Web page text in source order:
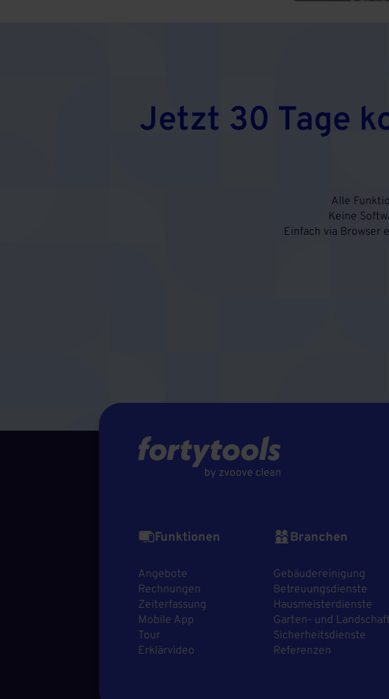
Jetzt 30 Tage
Alle
Keine
Einfach via Browser
Funktionen
Angebote
Rechnungen
Zeiterfassung
Mobile App
Tour
Erklärvideo
Branchen
Gebäudereinigung
Betreuungsdienste
Hausmeisterdienste
Garten- und
Sicherheitsdienste
Referenzen